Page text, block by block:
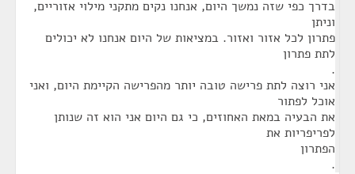
בדרך כפי שזה נמשך היום, אנחנו נקים מתקני מילוי אזוריים,
וניתן
פתרון לכל אזור ואזור. במציאות של היום אנחנו לא יכולים
לתת פתרון
.
אני רוצה לתת פרישה טובה יותר מהפרישה הקיימת היום, ואני
אוכל לפתור
את הבעיה במאת האחוזים, כי גם היום אני הוא זה שנותן
לפריפריות את
הפתרון
.